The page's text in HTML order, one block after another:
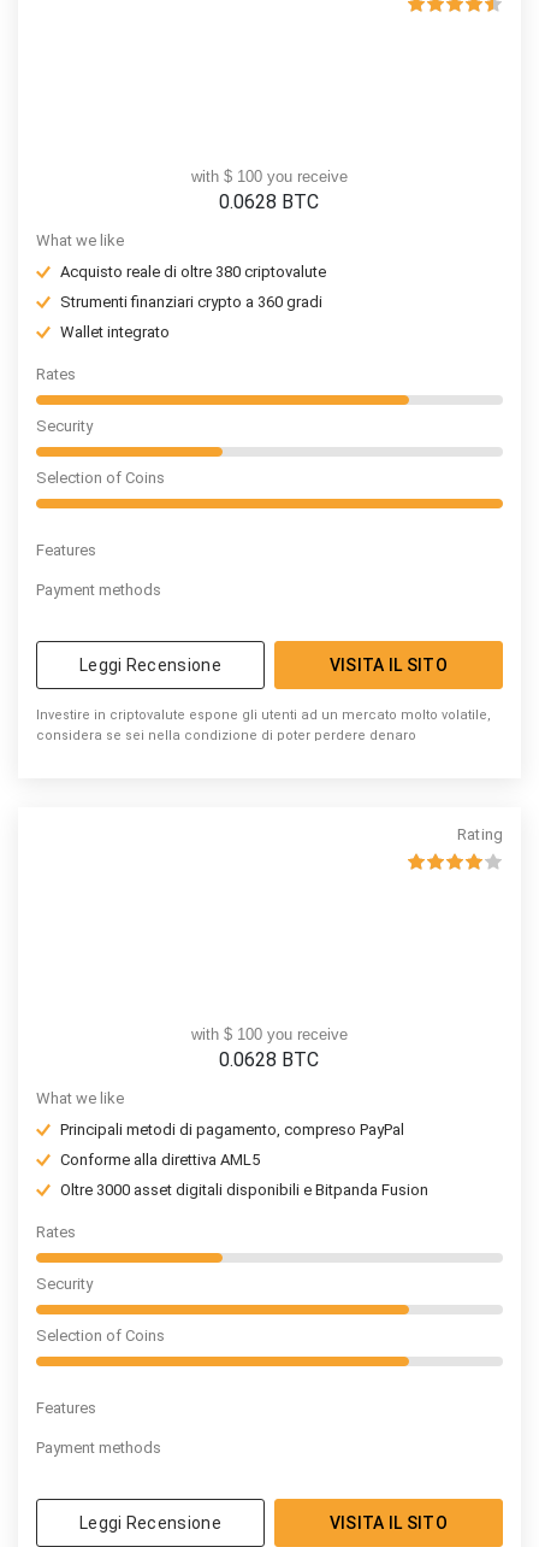
with $ 100 you receive
0.0628 BTC
What we like
Acquisto reale di oltre 380 criptovalute
Strumenti finanziari crypto a 360 gradi
Wallet integrato
Rates
Security
Selection of Coins
Features
Payment methods
Leggi Recensione VISITA IL SITO
Investire in criptovalute espone gli utenti ad un mercato molto volatile,
considera se sei nella condizione di poter perdere denaro
Rating
with $ 100 you receive
0.0628 BTC
What we like
Principali metodi di pagamento, compreso PayPal
Conforme alla direttiva AML5
Oltre 3000 asset digitali disponibili e Bitpanda Fusion
Rates
Security
Selection of Coins
Features
Payment methods
Leggi Recensione VISITA IL SITO